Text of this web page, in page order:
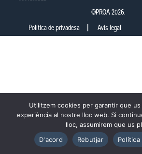
©PROA 2026.
Política de privadesa Avís legal
Utilitzem cookies per garantir que us
experiència al nostre lloc web. Si
lloc, assumirem que us
D'acord
Rebutjar